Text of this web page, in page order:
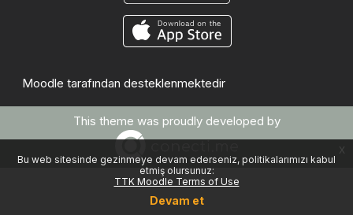
Bu web sitesinde gezinmeye devam ederseniz, politikalarımızı kabul
etmiş olursunuz:
TTK Moodle Terms of Use
Devam et
x
Moodle tarafından desteklenmektedir
This theme was proudly developed by